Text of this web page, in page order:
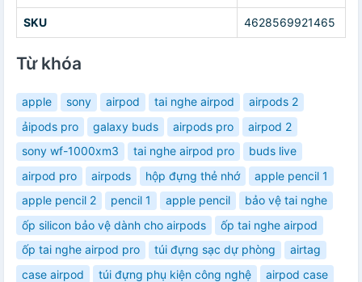
SKU 4628569921465
Từ khóa
apple sony airpod tai nghe airpod
airpods 2
ảipods pro
galaxy buds airpods pro
airpod 2
sony wf-1000xm3
tai nghe airpod pro
buds live
airpod pro
airpods hộp đựng thẻ nhớ
apple pencil 1
apple pencil 2
pencil 1 apple pencil
bảo vệ tai nghe
ốp silicon bảo vệ dành cho airpods
ốp tai nghe airpod
ốp tai nghe airpod pro
túi đựng sạc dự phòng
airtag
case airpod
túi đựng phụ kiện công nghệ
airpod case